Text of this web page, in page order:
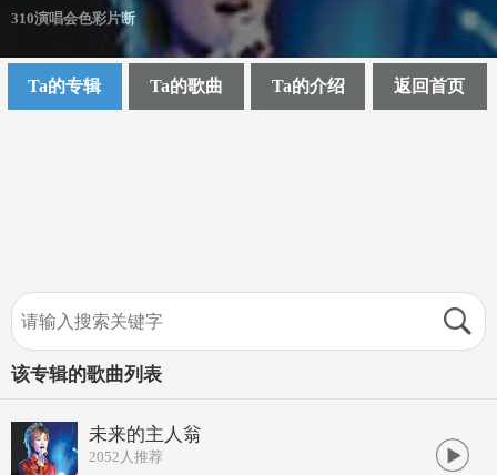
310演唱会色彩片断
这是一场不插电音乐会。
Ta的专辑 Ta的歌曲 Ta的介绍 返回首页
该专辑的歌曲列表
未来的主人翁
2052 人推荐